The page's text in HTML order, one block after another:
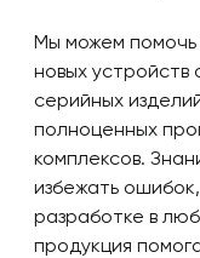
Мы можем помочь
новых устройств
серийных
полноценных
комплексов.
избежать
разработке в
продукция